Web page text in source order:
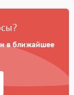
в ближайшее